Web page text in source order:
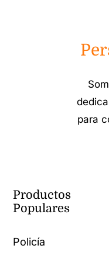
para
Productos
Populares
Policía